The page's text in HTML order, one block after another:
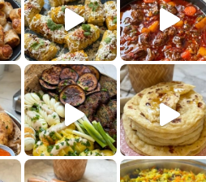
מה בשבילכם? בפ
הימים, חשבתי מה לחדש לכם ונראה
ההסבר בסרטו
או בתרגום לעברית, מחותניםמתכון ראש